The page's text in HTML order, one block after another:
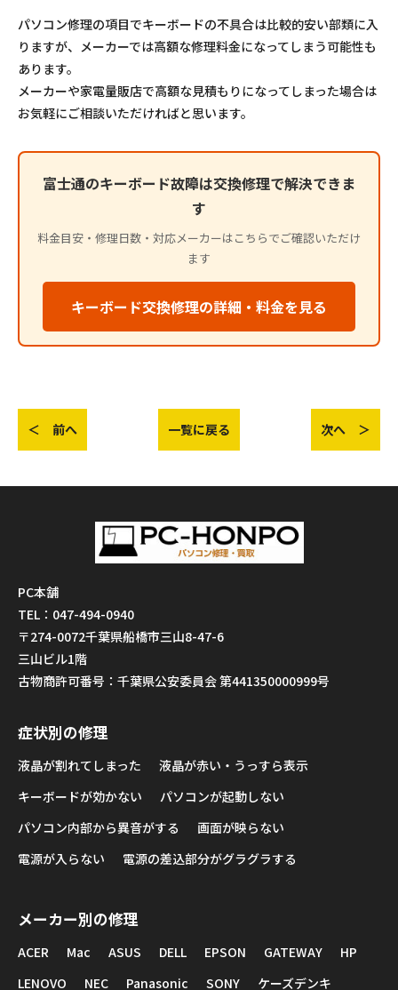
パソコン修理の項目でキーボードの不具合は比較的安い部類に入
りますが、メーカーでは高額な修理料金になってしまう可能性も
あります。
メーカーや家電量販店で高額な見積もりになってしまった場合は
お気軽にご相談いただければと思います。
富士通のキーボード故障は交換修理で解決できま
す
料金目安・修理日数・対応メーカーはこちらでご確認いただけ
ます
キーボード交換修理の詳細・料金を見る
＜ 前へ 一覧に戻る 次へ ＞
PC本舗
TEL：047-494-0940
〒274-0072千葉県船橋市三山8-47-6
三山ビル1階
古物商許可番号：千葉県公安委員会 第441350000999号
症状別の修理
液晶が割れてしまった
液晶が赤い・うっすら表示
キーボードが効かない
パソコンが起動しない
パソコン内部から異音がする
画面が映らない
電源が入らない
電源の差込部分がグラグラする
メーカー別の修理
ACER Mac ASUS DELL EPSON GATEWAY
HP
LENOVO
NEC Panasonic SONY ケーズデンキ